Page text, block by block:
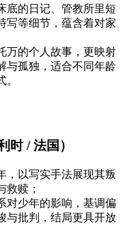
底的日记、管教所里短
写等细节，蕴含着对家
万的个人故事，更映射
与孤独，适合不同年龄
时 / 法国）
，以写实手法展现其叛
救赎；
对少年的影响，基调偏
与批判，结局更具开放